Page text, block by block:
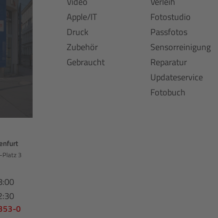
Platz 3
0
Apple/IT
Druck
Zubehör
Gebraucht
Fotostudio
Passfotos
Sensorreinigung
Reparatur
Updateservice
Fotobuch